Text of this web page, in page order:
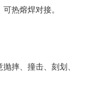
热熔焊对接。
摔、撞击、刻划、